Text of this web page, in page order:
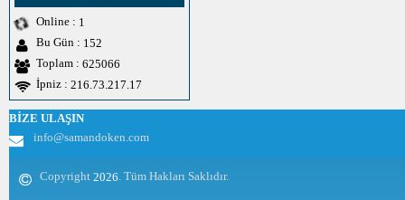
Online : 1
Bu Gün : 152
Toplam : 625066
İpniz : 216.73.217.17
BİZE ULAŞIN
info@samandoken.com
Copyright 2026 . Tüm Hakları Saklıdır.